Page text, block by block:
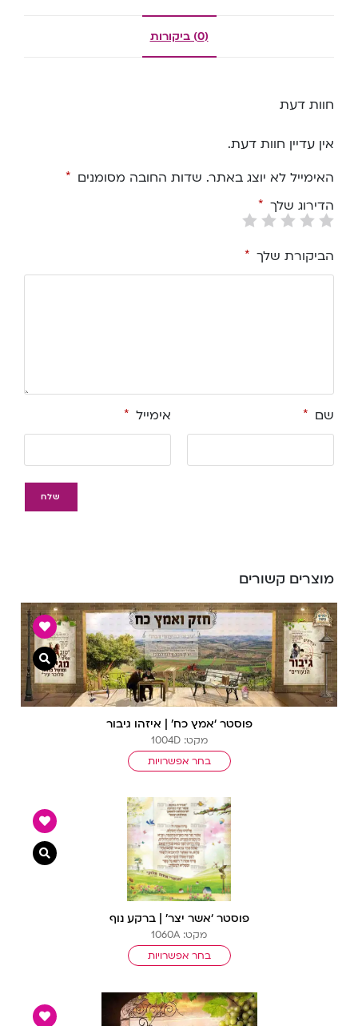
(0) ביקורות
חוות דעת
אין עדיין חוות דעת.
האימייל לא יוצג באתר. שדות החובה מסומנים *
הדירוג שלך *
הביקורת שלך *
שם * אימייל *
מוצרים קשורים
פוסטר ‘אמץ כח’ | איזהו גיבור
מקט: 1004D
בחר אפשרויות
צפייה
פוסטר ‘אשר יצר’ | ברקע נוף
מקט: 1060A
בחר אפשרויות
צפייה